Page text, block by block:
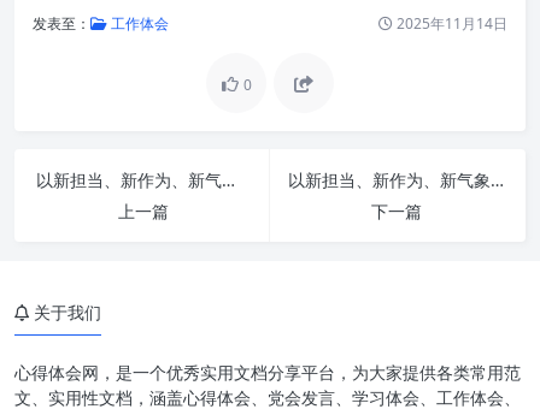
发表至： 工作体会 2025年11月14日
0
以新担当、新作为、新气象：持续深化“三服务”工作能力建设的时代命题
上一篇
以新担当、新作为、新气象：擘画“三服务”工作能力提升新蓝图
下一篇
苦修“内功”：筑牢办公室工作根
工作
关于我们
心得体会网，是一个优秀实用文档分享平台，为大家提供各类常用范
文、实用性文档，涵盖心得体会、党会发言、学习体会、工作体会、